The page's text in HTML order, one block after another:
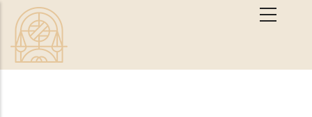
Passar para o conteúdo principal